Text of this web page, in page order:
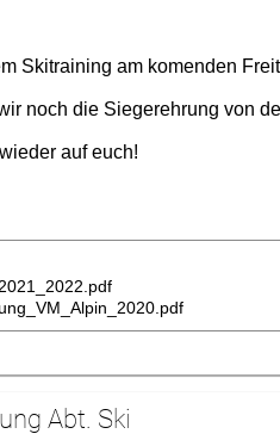
Skitraining am komenden
noch die Siegerehrung von
auf euch!
Abt. Ski